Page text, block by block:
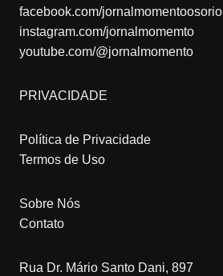
facebook.com/jornalmomentoosorio
instagram.com/jornalmomemto
youtube.com/@jornalmomento
PRIVACIDADE
Política de Privacidade
Termos de Uso
Sobre Nós
Contato
Rua Dr. Mário Santo Dani, 897